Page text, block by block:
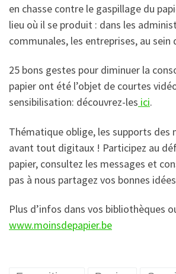
en chasse contre le gaspillage du
lieu où il se produit : dans les
communales, les entreprises, au
25 bons gestes pour diminuer la
papier ont été l’objet de courtes
sensibilisation: découvrez-les ici.
Thématique oblige, les supports des
avant tout digitaux ! Participez au
papier, consultez les messages et
pas à nous partagez vos bonnes
Plus d’infos dans vos bibliothèques
www.moinsdepapier.be